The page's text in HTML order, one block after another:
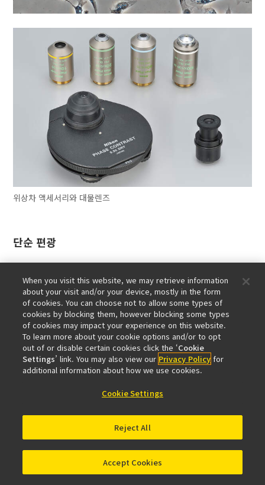
위상차 액세서리와 대물렌즈
단순 편광
하는 데 적합합니다.
* 두 가지 유형의 분석기(중간 튜브 유형과 노즈피스 슬라이더 유형)
가 제공됩니다.
When you visit this website, we may retrieve information
about your visit and/or your device, mostly in the form
of cookies. You can choose not to allow some types of
cookies by blocking them, however blocking some types
of cookies may impact your experience on this website.
To learn more about your cookie options and/or to opt
out of or disable certain cookies click the ‘Cookie
Settings’ link. You may also view our Privacy Policy for
additional information about how we use cookies.
Cookie Settings
Reject All
Accept Cookies